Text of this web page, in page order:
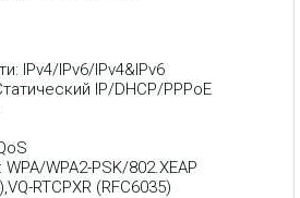
IPv4/IPv6/IPv4&IPv6
IP/DHCP/PPPoE
WPA2-PSK/802.XEAP
RTCPXR (RFC6035)